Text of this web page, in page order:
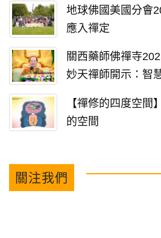
地球佛國美國分會
應入禪定
關西藥師佛禪寺
妙天禪師開示：智
【禪修的四度空間
的空間
關注我們